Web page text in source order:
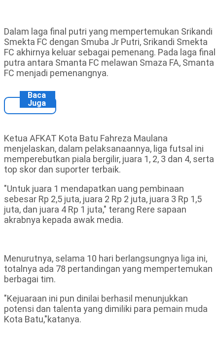
Dalam laga final putri yang mempertemukan Srikandi
Smekta FC dengan Smuba Jr Putri, Srikandi Smekta
FC akhirnya keluar sebagai pemenang. Pada laga final
putra antara Smanta FC melawan Smaza FA, Smanta
FC menjadi pemenangnya.
Baca
Juga
Ketua AFKAT Kota Batu Fahreza Maulana
menjelaskan, dalam pelaksanaannya, liga futsal ini
memperebutkan piala bergilir, juara 1, 2, 3 dan 4, serta
top skor dan suporter terbaik.
"Untuk juara 1 mendapatkan uang pembinaan
sebesar Rp 2,5 juta, juara 2 Rp 2 juta, juara 3 Rp 1,5
juta, dan juara 4 Rp 1 juta," terang Rere sapaan
akrabnya kepada awak media.
Menurutnya, selama 10 hari berlangsungnya liga ini,
totalnya ada 78 pertandingan yang mempertemukan
berbagai tim.
"Kejuaraan ini pun dinilai berhasil menunjukkan
potensi dan talenta yang dimiliki para pemain muda
Kota Batu,"katanya.